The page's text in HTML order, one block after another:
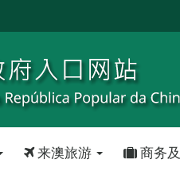
来澳旅游 商务